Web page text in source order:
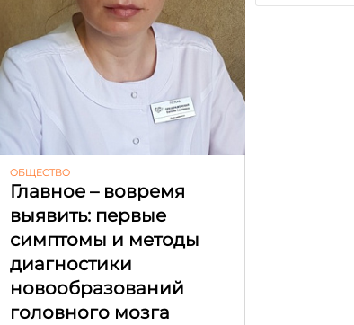
ОБЩЕСТВО
Главное – вовремя
выявить: первые
симптомы и методы
диагностики
новообразований
головного мозга